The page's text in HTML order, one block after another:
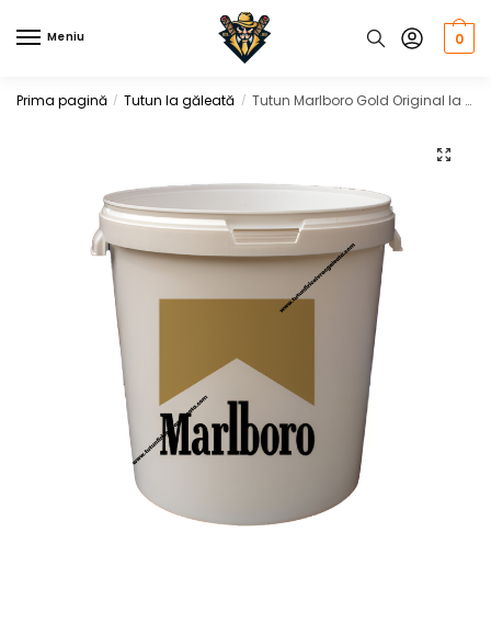
to
to
Meniu 0
Prima pagină / Tutun la găleată / Tutun Marlboro Gold Original la Galeata si Punga, 1 KG